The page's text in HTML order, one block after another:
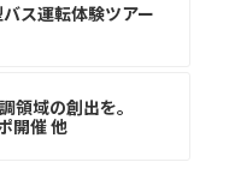
バス運転体験ツアー
領域の創出を。
開催 他